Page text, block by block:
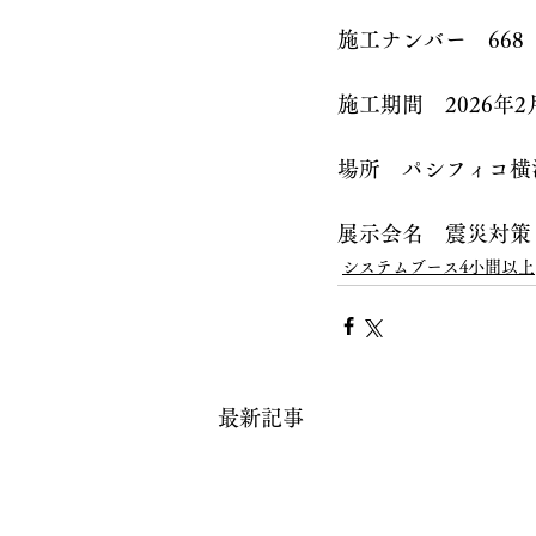
施工ナンバー　668
施工期間　2026年2
場所　パシフィコ横
展示会名　震災対策
システムブース4小間以上
最新記事